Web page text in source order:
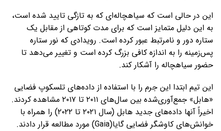
این در حالی است که سیاهچاله‌ای که به تازگی تایید شده است،
به این دلیل متمایز است که برای مدت کوتاهی از مقابل یک
ستاره دور و نامرتبط عبور کرده است. رویدادی که نور ستاره
پس‌زمینه را به اندازه کافی بزرگ کرده است و تغییر می‌دهد تا
حضور سیاهچاله را آشکار کند.
این تیم ابتدا این جرم را با استفاده از داده‌های تلسکوپ فضایی
«هابل» جمع‌آوری‌شده بین سال‌های ۲۰۱۱ تا ۲۰۱۷ مشاهده کردند.
اخیراً آنها داده‌های جدید هابل (سال ۲۰۲۱ تا ۲۰۲۲) را همراه با
خوانش‌های کاوشگر فضایی گایا(Gaia) مورد مطالعه قرار دادند.